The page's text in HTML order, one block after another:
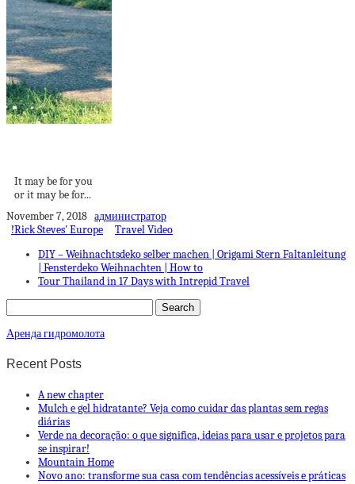
It may be for you
or it may be for...
November 7, 2018 администратор
!Rick Steves' Europe
Travel Video
DIY – Weihnachtsdeko selber machen | Origami Stern Faltanleitung
| Fensterdeko Weihnachten | How to
Tour Thailand in 17 Days with Intrepid Travel
Аренда гидромолота
Recent Posts
A new chapter
Mulch e gel hidratante? Veja como cuidar das plantas sem regas
diárias
Verde na decoração: o que significa, ideias para usar e projetos para
se inspirar!
Mountain Home
Novo ano: transforme sua casa com tendências acessíveis e práticas